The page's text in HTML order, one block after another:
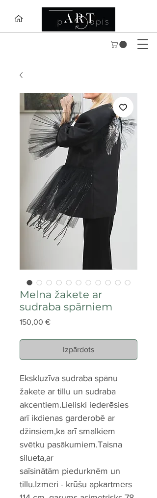
Melna žakete ar
sudraba spārniem
150,00 €Cena
Izpārdots
Ekskluzīva sudraba spānu
žakete ar tillu un sudraba
akcentiem.Lieliski iederēsies
arī ikdienas garderobē ar
džinsiem,kā arī smalkiem
svētku pasākumiem.Taisna
silueta,ar
saīsinātām piedurknēm un
tillu.Izmēri - krūšu apkārtmērs